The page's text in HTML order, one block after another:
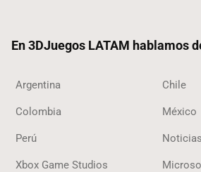
En 3DJuegos LATAM hablamos
Argentina Chile
Colombia México
Perú Noticias
Xbox Game Studios